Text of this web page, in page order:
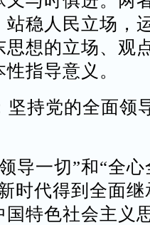
稳人民立场，
想的立场、观
指导意义。
持党的全面领
导一切”和“全心
时代得到全面
国特色社会主义